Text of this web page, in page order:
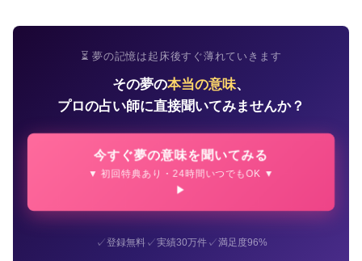
⏳ 夢の記憶は起床後すぐ薄れていきます
その夢の本当の意味、
プロの占い師に直接聞いてみませんか？
今すぐ夢の意味を聞いてみる
▼ 初回特典あり・24時間いつでもOK ▼
✓登録無料✓実績30万件✓満足度96%